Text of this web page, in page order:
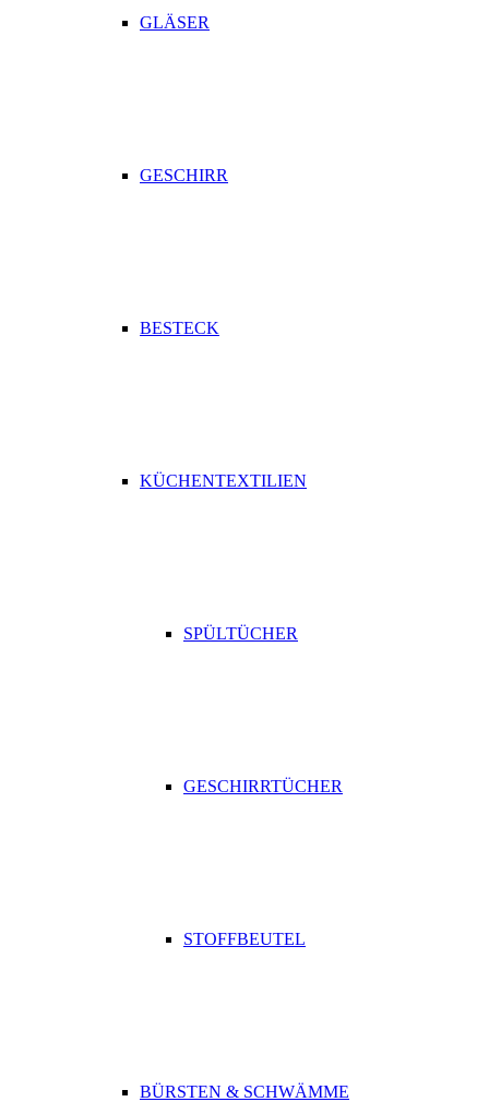
GLÄSER
GESCHIRR
BESTECK
KÜCHENTEXTILIEN
SPÜLTÜCHER
GESCHIRRTÜCHER
STOFFBEUTEL
BÜRSTEN & SCHWÄMME